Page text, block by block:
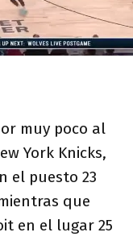
muy poco al
York Knicks,
el puesto 23
que
en el lugar 25